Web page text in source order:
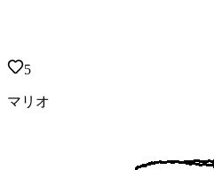
5
マリオ